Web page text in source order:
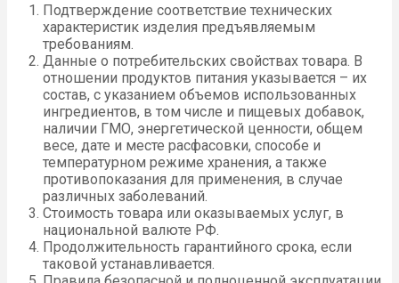
Подтверждение соответствие технических
характеристик изделия предъявляемым
требованиям.
Данные о потребительских свойствах товара. В
отношении продуктов питания указывается – их
состав, с указанием объемов использованных
ингредиентов, в том числе и пищевых добавок,
наличии ГМО, энергетической ценности, общем
весе, дате и месте расфасовки, способе и
температурном режиме хранения, а также
противопоказания для применения, в случае
различных заболеваний.
Стоимость товара или оказываемых услуг, в
национальной валюте РФ.
Продолжительность гарантийного срока, если
таковой устанавливается.